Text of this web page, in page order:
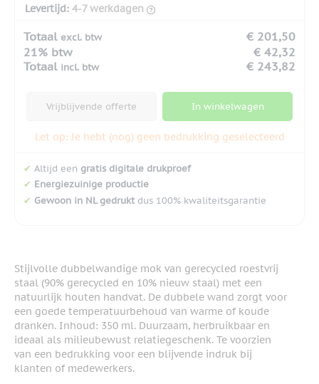
Levertijd: 4-7 werkdagen
Totaal excl. btw
€ 201,50
21% btw
€ 42,32
Totaal incl. btw € 243,82
Vrijblijvende offerte In winkelwagen
Let op: Je hebt (nog) geen bedrukking geselecteerd
✔ Altijd een gratis digitale drukproef
✔ Energiezuinige productie
✔ Gewoon in NL gedruktdus 100% kwaliteitsgarantie
Stijlvolle dubbelwandige mok van gerecycled roestvrij
staal (90% gerecycled en 10% nieuw staal) met een
natuurlijk houten handvat. De dubbele wand zorgt voor
een goede temperatuurbehoud van warme of koude
dranken. Inhoud: 350 ml. Duurzaam, herbruikbaar en
ideaal als milieubewust relatiegeschenk. Te voorzien
van een bedrukking voor een blijvende indruk bij
klanten of medewerkers.